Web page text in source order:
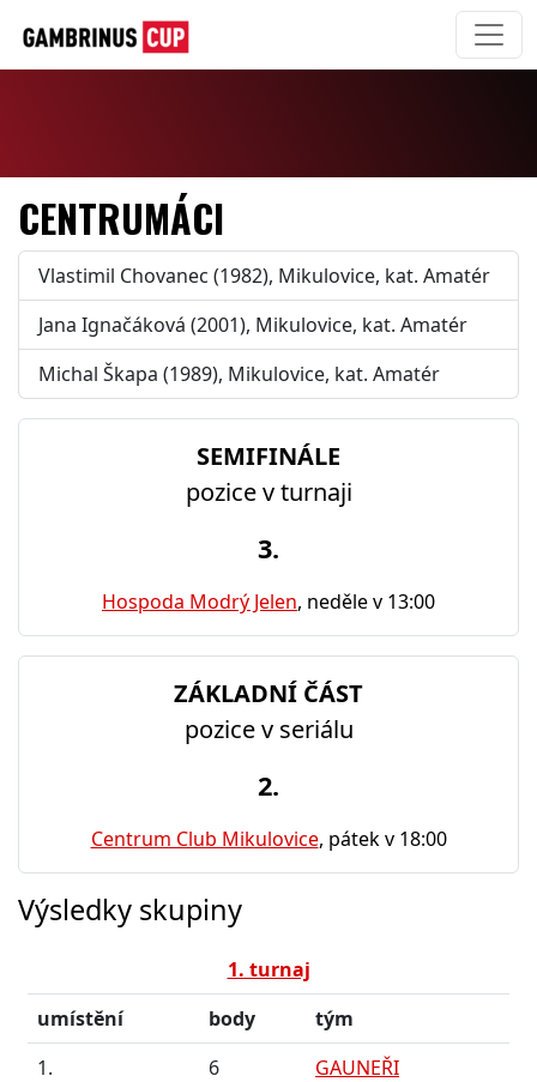
CENTRUMÁCI
Vlastimil Chovanec (1982), Mikulovice, kat. Amatér
Jana Ignačáková (2001), Mikulovice, kat. Amatér
Michal Škapa (1989), Mikulovice, kat. Amatér
SEMIFINÁLE
pozice v turnaji
3.
Hospoda Modrý Jelen, neděle v 13:00
ZÁKLADNÍ ČÁST
pozice v seriálu
2.
Centrum Club Mikulovice, pátek v 18:00
Výsledky skupiny
1. turnaj
umístění
body
tým
1.
6
GAUNEŘI